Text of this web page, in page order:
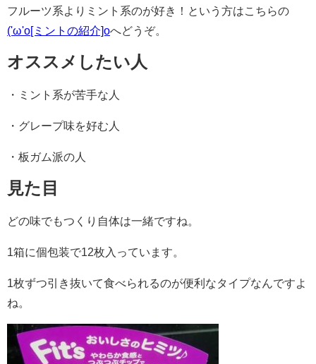
フルーツ系よりミント系のが好き！という方はこちらの
('ω'o[ミントの紹介]oへどうぞ。
オススメしたい人
・ミント系が苦手な人
・グレープ味を好む人
・板ガム派の人
見た目
どの味でもつくり自体は一緒ですね。
1箱に個包装で12枚入っています。
1枚ずつ引き抜いて食べられるのが便利なタイプなんですよ
ね。